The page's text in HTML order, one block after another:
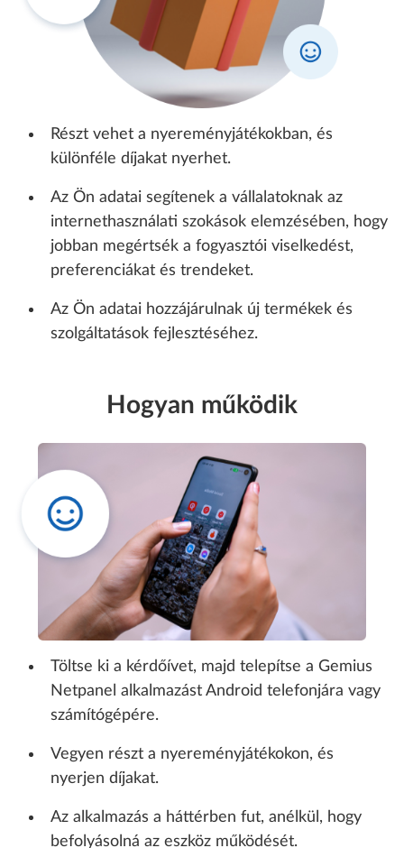
Részt vehet a nyereményjátékokban, és
különféle díjakat nyerhet.
Az Ön adatai segítenek a vállalatoknak az
internethasználati szokások elemzésében, hogy
jobban megértsék a fogyasztói viselkedést,
preferenciákat és trendeket.
Az Ön adatai hozzájárulnak új termékek és
szolgáltatások fejlesztéséhez.
Hogyan működik
Töltse ki a kérdőívet, majd telepítse a Gemius
Netpanel alkalmazást Android telefonjára vagy
számítógépére.
Vegyen részt a nyereményjátékokon, és
nyerjen díjakat.
Az alkalmazás a háttérben fut, anélkül, hogy
befolyásolná az eszköz működését.